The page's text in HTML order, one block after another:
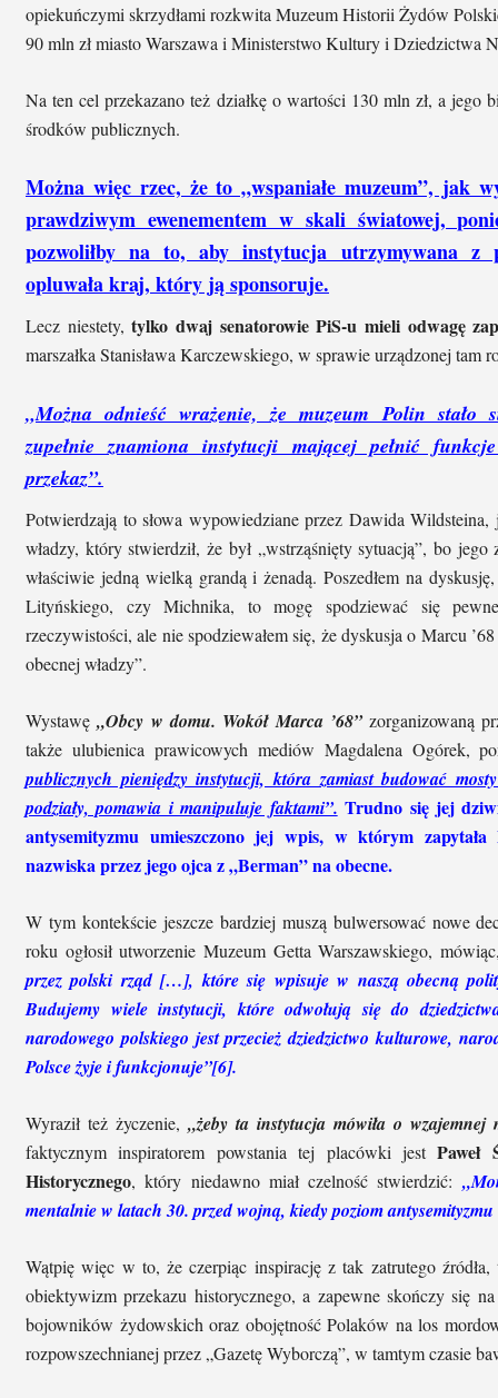
opiekuńczymi skrzydłami rozkwita Muzeum Historii Żydów
90 mln zł miasto Warszawa i Ministerstwo Kultury i Dziedzictwa
Na ten cel przekazano też działkę o wartości 130 mln zł, a jego
środków publicznych.
Można więc rzec, że to „wspaniałe muzeum”, jak
prawdziwym ewenementem w skali światowej,
pozwoliłby na to, aby instytucja utrzymywana z
opluwała kraj, który ją sponsoruje.
Lecz niestety,tylko dwaj senatorowie PiS-u mieli odwagę
marszałka Stanisława Karczewskiego, w sprawie urządzonej
„Można odnieść wrażenie, że muzeum Polin stało
zupełnie znamiona instytucji mającej pełnić
przekaz”.
Potwierdzają to słowa wypowiedziane przez Dawida
władzy, który stwierdził, że był „wstrząśnięty sytuacją”, bo
właściwie jedną wielką grandą i żenadą. Poszedłem na
Lityńskiego, czy Michnika, to mogę spodziewać się
rzeczywistości, ale nie spodziewałem się, że dyskusja o Marcu
obecnej władzy”.
Wystawę„Obcy w domu. Wokół Marca ’68”zorganizowaną
także ulubienica prawicowych mediów Magdalena Ogórek,
publicznych pieniędzy instytucji, która zamiast budować
podziały, pomawia i manipuluje faktami”. Trudno się jej
antysemityzmu umieszczono jej wpis, w którym
nazwiska przez jego ojca z „Berman” na obecne.
W tym kontekście jeszcze bardziej muszą bulwersować nowe
roku ogłosił utworzenie Muzeum Getta Warszawskiego,
przez polski rząd […], które się wpisuje w naszą obecną
Budujemy wiele instytucji, które odwołują się do
narodowego polskiego jest przecież dziedzictwo kulturowe,
Polsce żyje i funkcjonuje”[6].
Wyraził też życzenie, „żeby ta instytucja mówiła o wzajemnej
faktycznym inspiratorem powstania tej placówki jest
Historycznego, który niedawno miał czelność stwierdzić:
mentalnie w latach 30. przed wojną, kiedy poziom
Wątpię więc w to, że czerpiąc inspirację z tak zatrutego
obiektywizm przekazu historycznego, a zapewne skończy się
bojowników żydowskich oraz obojętność Polaków na los
rozpowszechnianej przez „Gazetę Wyborczą”, w tamtym czasie